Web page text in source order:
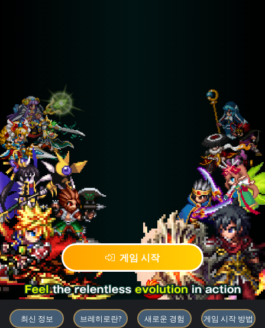
게임 시작
블록체인 게임 「BRAVE
최신 정보 브레히로란? 새로운 경험 게임 시작 방법